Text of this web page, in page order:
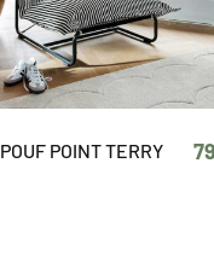
POUF POINT TERRY